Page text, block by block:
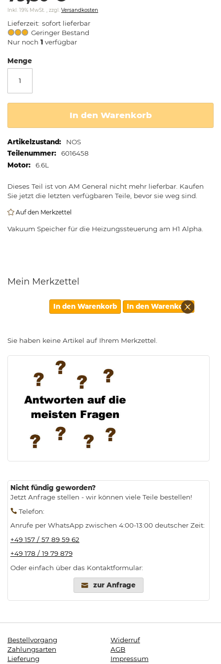
springen
Inkl. 19% MwSt. , zzgl. Versandkosten
Lieferzeit sofort lieferbar
Geringer Bestand
Nur noch 1 verfügbar
Menge
In den Warenkorb
Weitere
Informationen
NOS
6016458
6.6L
Dieses Teil ist von AM General nicht mehr lieferbar. Kaufen
Sie jetzt die letzten verfügbaren Teile, bevor sie weg sind.
Auf den Merkzettel
Vakuum Speicher für die Heizungssteuerung am H1 Alpha.
Mein Merkzettel
In den Warenkorb In den Warenkorb Diesen
Artikel
Sie haben keine Artikel auf Ihrem Merkzettel.
Nicht fündig geworden?
Jetzt Anfrage stellen - wir können viele Teile bestellen!
Telefon:
Anrufe per WhatsApp zwischen 4:00-13:00 deutscher Zeit:
+49 157 / 57 89 59 62
+49 178 / 19 79 879
Oder einfach über das Kontaktformular:
zur Anfrage
Bestellvorgang
Zahlungsarten
Lieferung
Widerruf
AGB
Impressum